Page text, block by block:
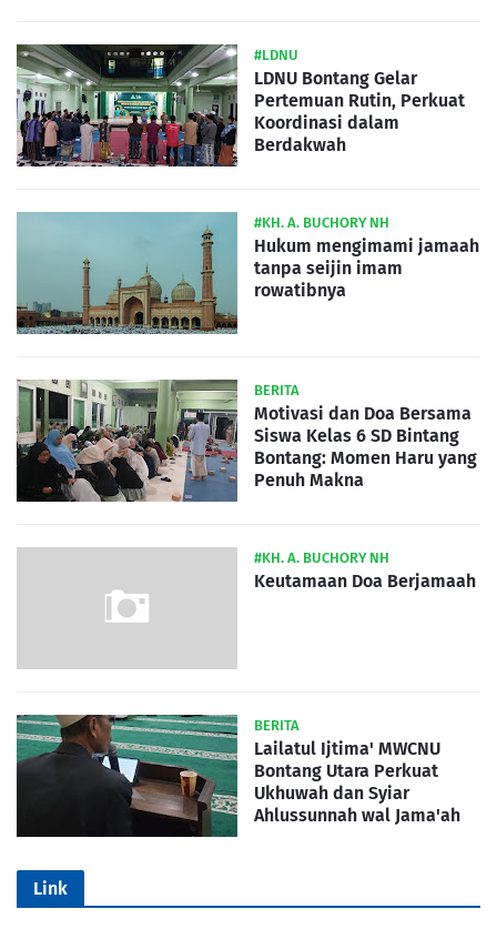
#LDNU
LDNU Bontang Gelar
Pertemuan Rutin, Perkuat
Koordinasi dalam
Berdakwah
#KH. A. BUCHORY NH
Hukum mengimami jamaah
tanpa seijin imam
rowatibnya
BERITA
Motivasi dan Doa Bersama
Siswa Kelas 6 SD Bintang
Bontang: Momen Haru yang
Penuh Makna
#KH. A. BUCHORY NH
Keutamaan Doa Berjamaah
BERITA
Lailatul Ijtima' MWCNU
Bontang Utara Perkuat
Ukhuwah dan Syiar
Ahlussunnah wal Jama'ah
Link